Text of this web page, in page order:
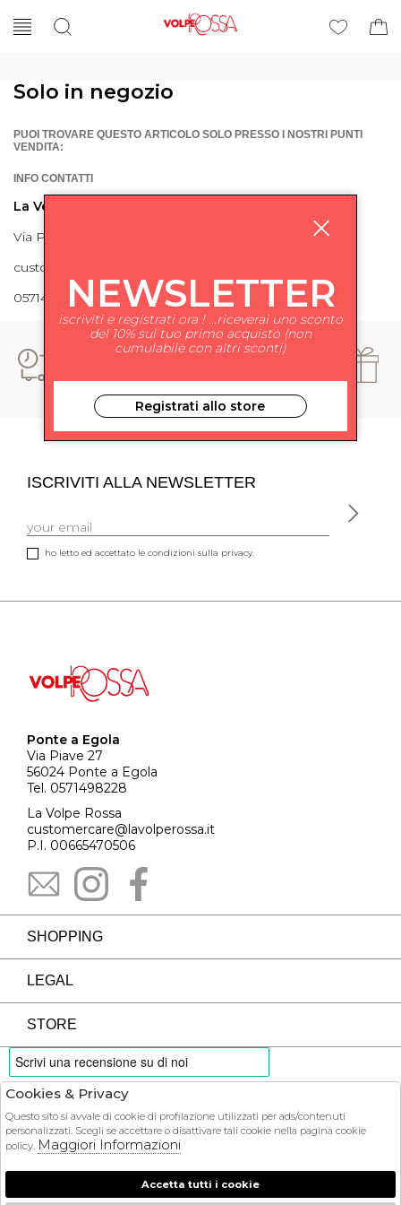
Solo in negozio
PUOI TROVARE QUESTO ARTICOLO SOLO PRESSO I NOSTRI PUNTI
VENDITA:
INFO CONTATTI
La Volpe Rossa
Via Piave 27 56024 Ponte a Egola
customercare@lavolperossa.it
0571498228
ISCRIVITI ALLA NEWSLETTER
ho letto ed accettato le condizioni sulla privacy.
Ponte a Egola
Via Piave 27
56024 Ponte a Egola
Tel. 0571498228
La Volpe Rossa
customercare@lavolperossa.it
P.I. 00665470506
SHOPPING
LEGAL
STORE
PAYMENTS
COURIER
NEWSLETTER
iscriviti e registrati ora ! ...riceverai uno sconto
del 10% sul tuo primo acquisto (non
cumulabile con altri sconti)
Registrati allo store
Cookies & Privacy
Questo sito si avvale di cookie di profilazione utilizzati per ads/contenuti
personalizzati. Scegli se accettare o disattivare tali cookie nella pagina cookie
policy. Maggiori Informazioni
Accetta tutti i cookie